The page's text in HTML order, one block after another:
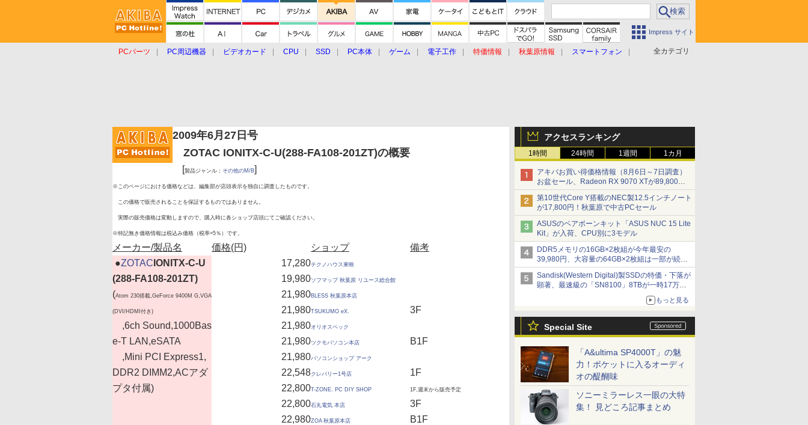
Impress サイト
全カテゴリ
PCパーツ PC周辺機器 ビデオカード CPU SSD PC本体 ゲーム 電子工作 特価情報 秋葉原情報
スマートフォン
アクセスランキング
1時間 24時間 1週間 1カ月
アキバお買い得価格情報（8月6日～7日調査）
お盆セール、Radeon RX 9070 XTが89,800
円、水平周波数24.8kHz対応の17型モニターが
9,801円、暑さ指数連動セール ほか
第10世代Core Y搭載のNEC製12.5インチノート
が17,800円！秋葉原で中古PCセール
ASUSのベアボーンキット「ASUS NUC 15 Lite
Kit」が入荷、CPU別に3モデル
DDR5メモリの16GB×2枚組が今年最安の
39,980円、大容量の64GB×2枚組は一部が続騰
[8月前半のメモリ価格]
Sandisk(Western Digital)製SSDの特価・下落が
顕著、最速級の「SN8100」8TBが一時17万円
もっと見る
Special Site
「A&ultima SP4000T」の魅
力！ポケットに入るオーディ
オの醍醐味
ソニーミラーレス一眼の大特
集！ 見どころ記事まとめ
2009年6月27日号
ZOTAC IONITX-C-U(288-FA108-201ZT)の概要
[製品ジャンル： その他のM/B]
※このページにおける価格などは、編集部が店頭表示を独自に調査したものです。
この価格で販売されることを保証するものではありません。
実際の販売価格は変動しますので、購入時に各ショップ店頭にてご確認ください。
※特記無き価格情報は税込み価格（税率=5％）です。
メーカー/製品名 価格(円) ショップ
備考
●ZOTAC IONITX-C-U
(288-FA108-201ZT)
(Atom 230搭載,GeForce 9400M G,VGA
(DVI/HDMI付き)
,6ch Sound,1000Bas
e-T LAN,eSATA
,Mini PCI Express1,
DDR2 DIMM2,ACアダ
プタ付属)
17,280テクノハウス東映
19,980ソフマップ 秋葉原 リユース総合館
21,980BLESS 秋葉原本店
21,980TSUKUMO eX.
3F
21,980オリオスペック
21,980ツクモパソコン本店
B1F
21,980パソコンショップ アーク
22,548クレバリー1号店
1F
22,800T-ZONE. PC DIY SHOP 1F,週末から販売予定
22,800石丸電気 本店
3F
22,980ZOA 秋葉原本店 B1F